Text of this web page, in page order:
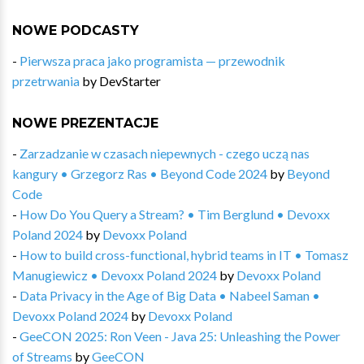
NOWE PODCASTY
- Pierwsza praca jako programista — przewodnik
przetrwania by DevStarter
NOWE PREZENTACJE
- Zarzadzanie w czasach niepewnych - czego uczą nas
kangury • Grzegorz Ras • Beyond Code 2024 by Beyond
Code
- How Do You Query a Stream? • Tim Berglund • Devoxx
Poland 2024 by Devoxx Poland
- How to build cross-functional, hybrid teams in IT • Tomasz
Manugiewicz • Devoxx Poland 2024 by Devoxx Poland
- Data Privacy in the Age of Big Data • Nabeel Saman •
Devoxx Poland 2024 by Devoxx Poland
- GeeCON 2025: Ron Veen - Java 25: Unleashing the Power
of Streams byGeeCON